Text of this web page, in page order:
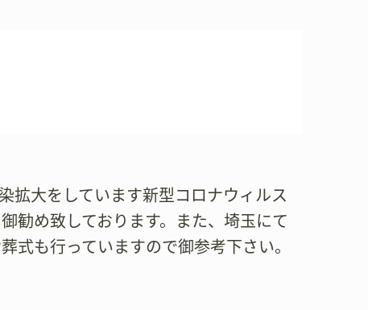
大をしています新型コロナウィルス
勧め致しております。また、埼玉にて
式も行っていますので御参考下さい。